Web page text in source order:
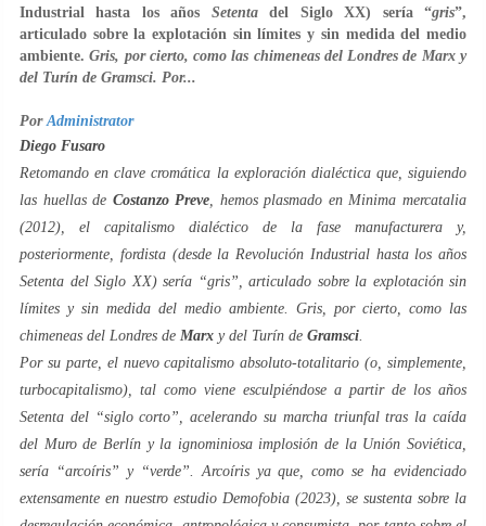
Industrial hasta los años Setentadel Siglo XX) sería “gris”,
articulado sobre la explotación sin límites y sin medida del medio
ambiente.Gris, por cierto, como las chimeneas del Londres de Marx y
del Turín de Gramsci. Por...
Por Administrator
Diego Fusaro
Retomando en clave cromática la exploración dialéctica que, siguiendo
las huellas de Costanzo Preve , hemos plasmado en Minima mercatalia
(2012), el capitalismo dialéctico de la fase manufacturera y,
posteriormente, fordista(desde la Revolución Industrial hasta los años
Setenta del Siglo XX) sería “gris”, articulado sobre la explotación sin
límites y sin medida del medio ambiente. Gris , por cierto, como las
chimeneas del Londres de Marx y del Turín de Gramsci
Por su parte, el nuevocapitalismo absoluto-totalitario (o, simplemente,
turbocapitalismo), tal como viene esculpiéndose a partir de los años
Setenta del “siglo corto”, acelerando su marcha triunfal tras la caída
del Muro de Berlín y la ignominiosa implosión de la Unión Soviética,
sería “arcoíris” y “verde”. Arcoírisya que, como se ha evidenciado
extensamente en nuestro estudio Demofobia (2023), se sustenta sobre la